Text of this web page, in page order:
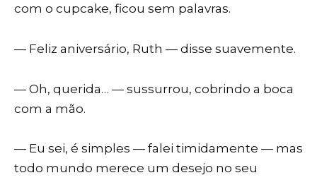
com o cupcake, ficou sem palavras.
— Feliz aniversário, Ruth — disse suavemente.
— Oh, querida… — sussurrou, cobrindo a boca
com a mão.
— Eu sei, é simples — falei timidamente — mas
todo mundo merece um desejo no seu